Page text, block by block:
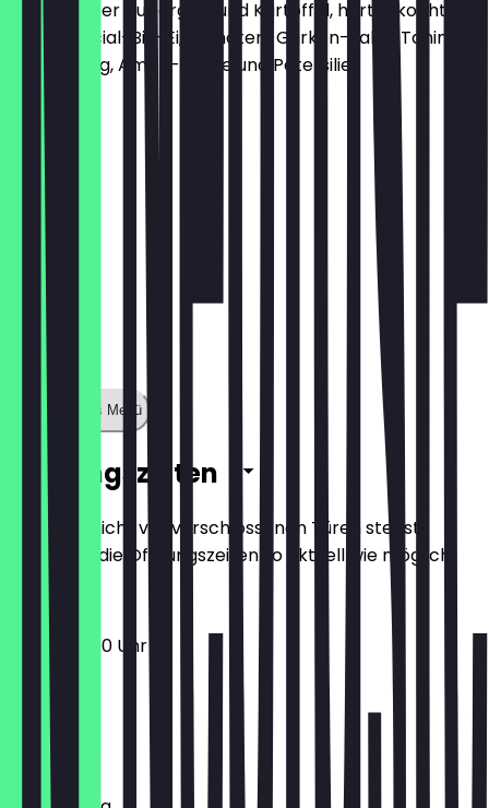
Mit frittierter Aubergine und Kartoffel, hartgekochtem
Very-Special-Bio-Ei, Tomaten-Gurken-Salat, Tahini-
Sauce, Zhug, Amba-Sauce und Petersilie.
11,50 €
Zeige ganzes Menü
Öffnungszeiten
Damit du nicht vor verschlossenen Türen stehst,
halten wir die Öffnungszeiten so aktuell wie möglich.
12:00 - 22:00 Uhr
Montag
Dienstag
Mittwoch